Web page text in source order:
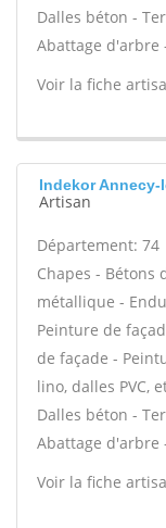
Dalles béton -
Abattage d'arbre
Voir la fiche
Indekor Annecy-
Artisan
Département: 74
Chapes - Bétons
métallique -
Peinture de
de façade -
lino, dalles PVC,
Dalles béton -
Abattage d'arbre
Voir la fiche